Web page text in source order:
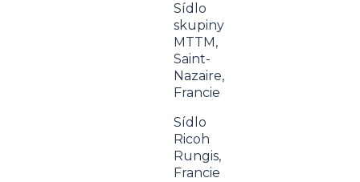
Sídlo
skupiny
MTTM,
Saint-
Nazaire,
Francie
Sídlo
Ricoh
Rungis,
Francie